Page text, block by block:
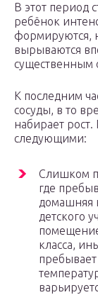
В этот период
ребёнок
формируются,
вырываются
существенным
К последним
сосуды, в то
набирает
следующими:
Слишком
где
домашняя
детского
класса,